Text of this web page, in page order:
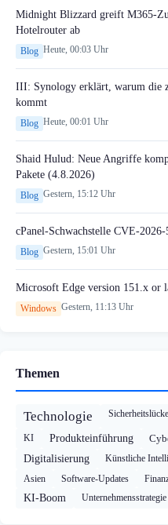
Midnight Blizzard greift M365-
Hotelrouter ab
Blog Heute, 00:03 Uhr
III: Synology erklärt, warum die
kommt
Blog Heute, 00:01 Uhr
Shaid Hulud: Neue Angriffe
Pakete (4.8.2026)
Blog Gestern, 15:12 Uhr
cPanel-Schwachstelle CVE-2026-
Blog Gestern, 15:01 Uhr
Microsoft Edge version 151.x or
Windows Gestern, 11:13 Uhr
Themen
Technologie
KI Produkteinführung
Digitalisierung Künstliche
Asien
Software-Updates
KI-Boom Unternehmensstrategie